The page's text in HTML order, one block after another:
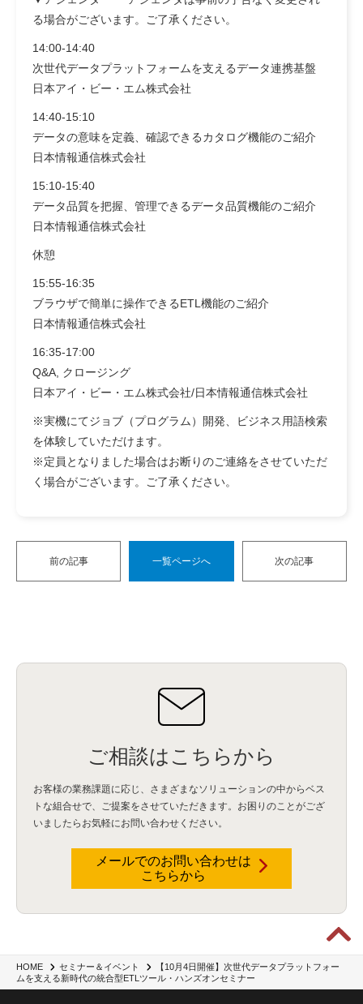
HOME セミナー＆イベント
【10月4日開催】次世代データプラットフォー
ムを支える新時代の統合型ETLツール・ハンズオンセミナー
る場合がございます。ご了承ください。
14:00-14:40
次世代データプラットフォームを支えるデータ連携基盤
日本アイ・ビー・エム株式会社
14:40-15:10
データの意味を定義、確認できるカタログ機能のご紹介
日本情報通信株式会社
15:10-15:40
データ品質を把握、管理できるデータ品質機能のご紹介
日本情報通信株式会社
休憩
15:55-16:35
ブラウザで簡単に操作できるETL機能のご紹介
日本情報通信株式会社
16:35-17:00
Q&A, クロージング
日本アイ・ビー・エム株式会社/日本情報通信株式会社
※実機にてジョブ（プログラム）開発、ビジネス用語検索
を体験していただけます。
※定員となりました場合はお断りのご連絡をさせていただ
く場合がございます。ご了承ください。
前の記事 一覧ページへ 次の記事
ご相談はこちらから
お客様の業務課題に応じ、さまざまなソリューションの中からベス
トな組合せで、
ご提案をさせていただきます。お困りのことがござ
いましたらお気軽にお問い合わせください。
メールでのお問い合わせは
こちらから